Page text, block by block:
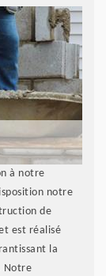
à notre
notre
de
est réalisé
la
Notre